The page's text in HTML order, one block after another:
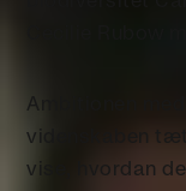
Ambitionen
videnskaben
vise, hvordan